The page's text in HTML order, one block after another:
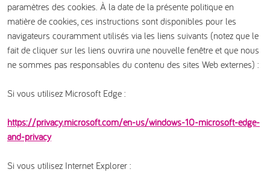
paramètres des cookies. À la date de la présente politique en
matière de cookies, ces instructions sont disponibles pour les
navigateurs couramment utilisés via les liens suivants (notez que le
fait de cliquer sur les liens ouvrira une nouvelle fenêtre et que nous
ne sommes pas responsables du contenu des sites Web externes) :
Si vous utilisez Microsoft Edge :
https://privacy.microsoft.com/en-us/windows-10-microsoft-edge-
and-privacy
Si vous utilisez Internet Explorer :